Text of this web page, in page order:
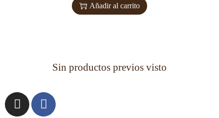
Añadir al carrito
Sin productos previos visto